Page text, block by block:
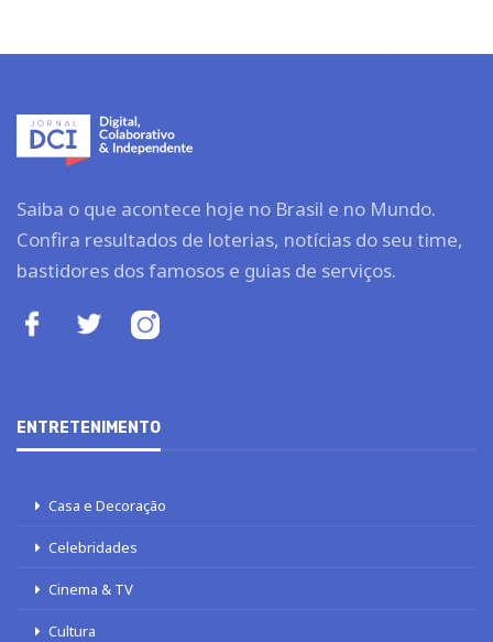
Saiba o que acontece hoje no Brasil e no Mundo.
Confira resultados de loterias, notícias do seu time,
bastidores dos famosos e guias de serviços.
ENTRETENIMENTO
Casa e Decoração
Celebridades
Cinema & TV
Cultura